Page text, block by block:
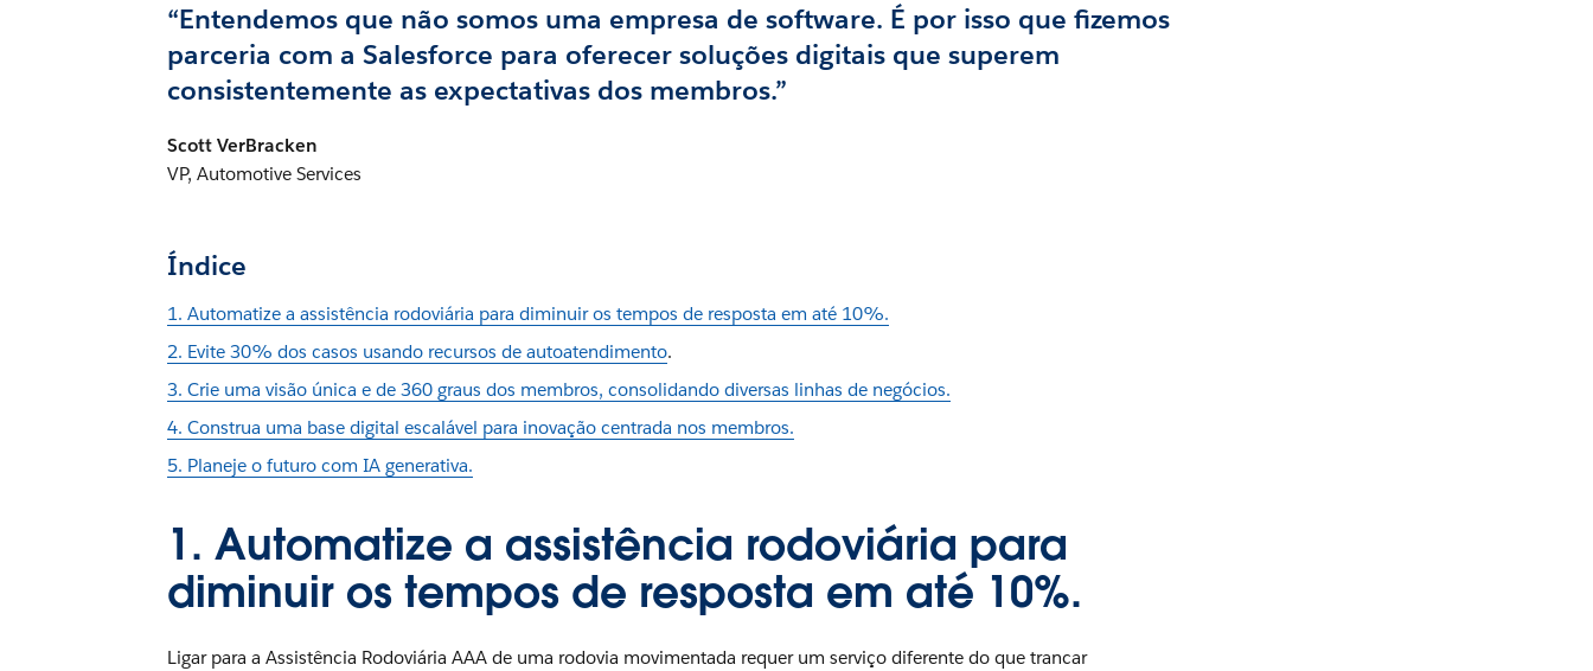
“Entendemos que não somos uma empresa de software. É por isso que fizemos
parceria com a Salesforce para oferecer soluções digitais que superem
consistentemente as expectativas dos membros.”
Scott VerBracken
VP, Automotive Services
Índice
1. Automatize a assistência rodoviária para diminuir os tempos de resposta em até 10%.
2. Evite 30% dos casos usando recursos de autoatendimento.
3. Crie uma visão única e de 360 ​​graus dos membros, consolidando diversas linhas de negócios.
4. Construa uma base digital escalável para inovação centrada nos membros.
5. Planeje o futuro com IA generativa.
1. Automatize a assistência rodoviária para
diminuir os tempos de resposta em até 10%.
Ligar para a Assistência Rodoviária AAA de uma rodovia movimentada requer um serviço diferente do que trancar